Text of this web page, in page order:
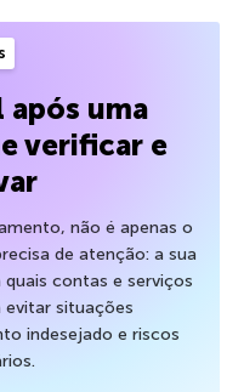
uma
verificar e
não é apenas o
de atenção: a sua
contas e serviços
evitar situações
indesejado e riscos